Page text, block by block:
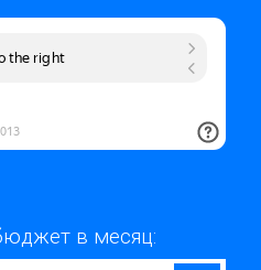
в месяц: